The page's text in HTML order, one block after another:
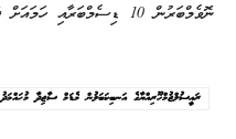
ނޮވެމްބަރުން 10 ޑިސެމްބަރާއި ހަމައަށް ފާހަގަކުރާ ދުވަސްތަކެވެ.
ރައީސުލްޖުމްހޫރިއްޔާގެ އަނބިކަބަލުން މެޑަމް ސާޖިދާ މުޙައްމަދު